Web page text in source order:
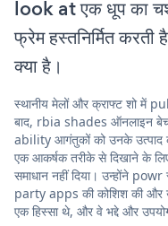
look at एक धूप का
फ्रेम हस्तनिर्मित
क्या है।
स्थानीय मेलों और क्राफ्ट शो में
बाद, rbia shades ऑनलाइन
ability आगंतुकों को उनके उत्पाद
एक आकर्षक तरीके से दिखाने के
समाधान नहीं दिया। उन्होंने
party apps की कोशिश की और
एक हिस्सा थे, और वे भद्दे और